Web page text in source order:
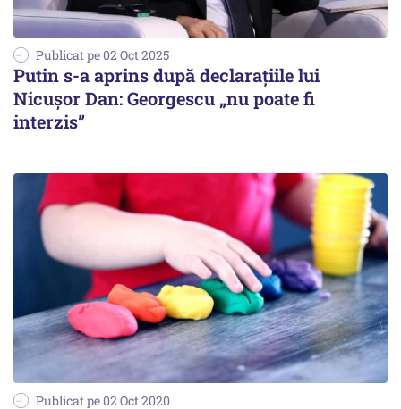
Publicat pe 02 Oct 2025
Putin s-a aprins după declarațiile lui
Nicușor Dan: Georgescu „nu poate fi
interzis”
Publicat pe 02 Oct 2020